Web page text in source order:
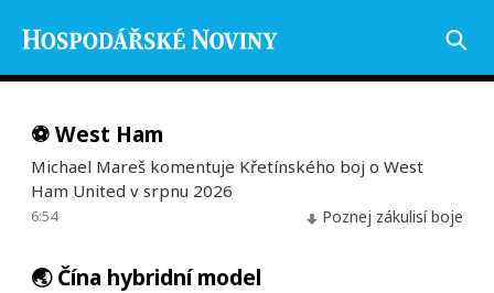
⚽West Ham
Michael Mareš komentuje Křetínského boj o West
Ham United v srpnu 2026
6:54 Poznej zákulisí boje
🌏 Čína hybridní model